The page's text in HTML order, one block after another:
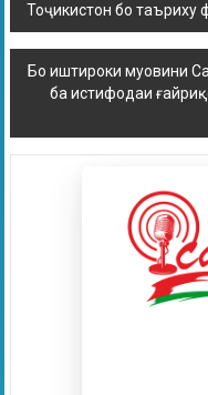
Тоҷикистон бо таъриху
Бо иштироки муовини
ба истифодаи